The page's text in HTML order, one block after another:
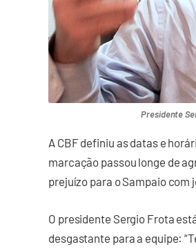
Presidente
A CBF definiu as datas e
marcação passou longe de
prejuízo para o Sampaio
O presidente Sergio Frota
desgastante para a equipe: